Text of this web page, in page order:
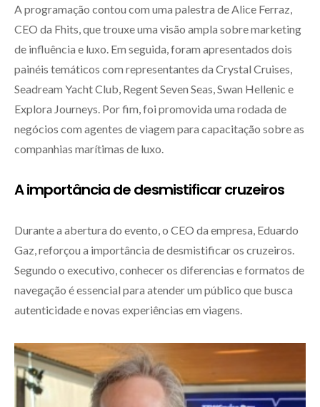
A programação contou com uma palestra de Alice Ferraz,
CEO da Fhits, que trouxe uma visão ampla sobre marketing
de influência e luxo. Em seguida, foram apresentados dois
painéis temáticos com representantes da Crystal Cruises,
Seadream Yacht Club, Regent Seven Seas, Swan Hellenic e
Explora Journeys. Por fim, foi promovida uma rodada de
negócios com agentes de viagem para capacitação sobre as
companhias marítimas de luxo.
A importância de desmistificar cruzeiros
Durante a abertura do evento, o CEO da empresa, Eduardo
Gaz, reforçou a importância de desmistificar os cruzeiros.
Segundo o executivo, conhecer os diferencias e formatos de
navegação é essencial para atender um público que busca
autenticidade e novas experiências em viagens.